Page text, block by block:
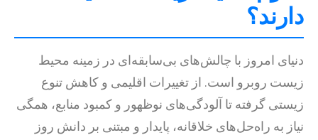
دارند؟
دنیای امروز با چالش‌های بی‌سابقه‌ای در زمینه محیط
زیست روبرو است. از تغییرات اقلیمی و کاهش تنوع
زیستی گرفته تا آلودگی‌های نوظهور و کمبود منابع، همگی
نیاز به راه‌حل‌های خلاقانه، پایدار و مبتنی بر دانش روز